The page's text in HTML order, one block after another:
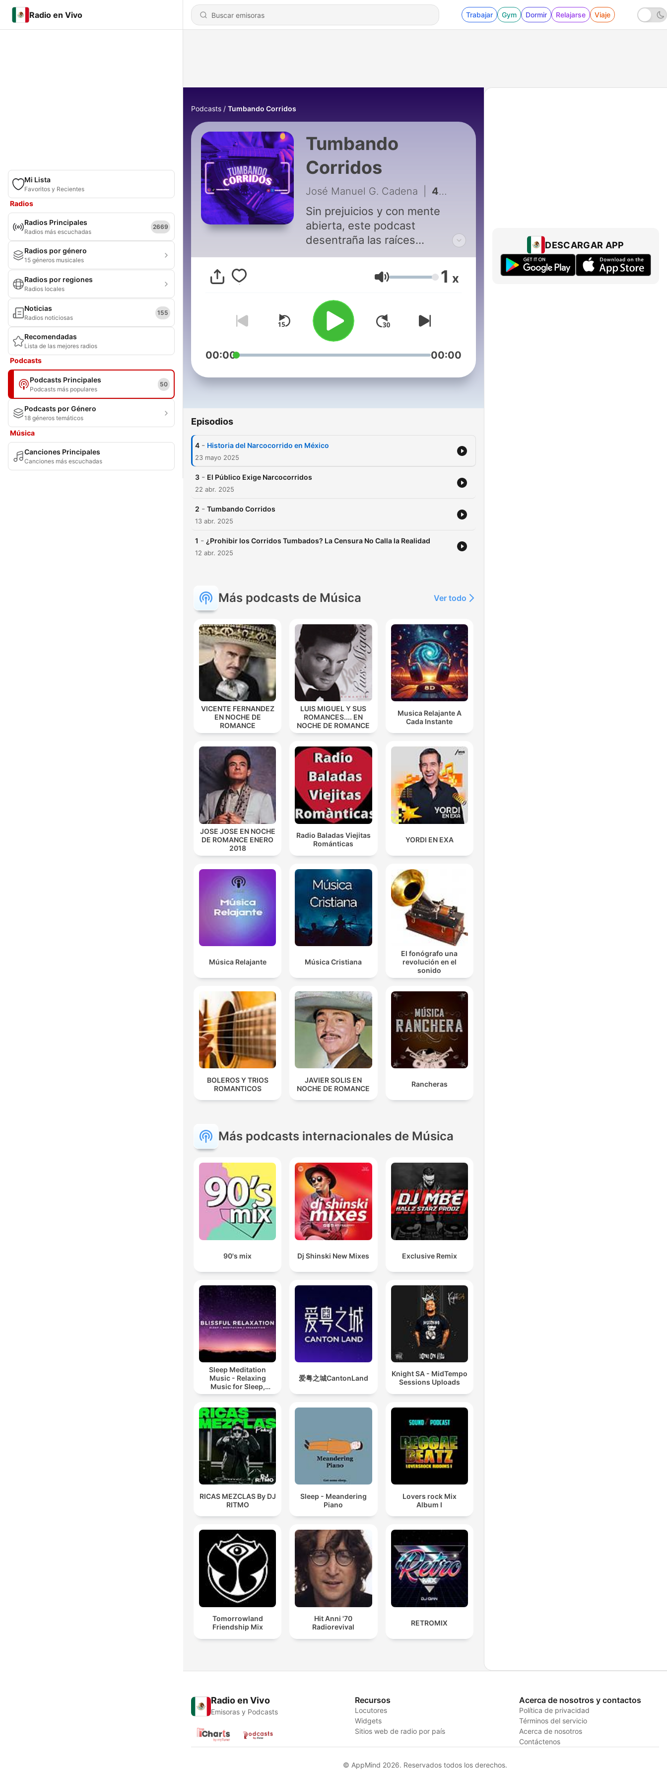
Radio en Vivo Trabajar Gym Dormir Relajarse Viaje
Mi Lista
Favoritos y Recientes
Radios
Radios Principales
Radios más escuchadas
2669
Radios por género
15 géneros musicales
Radios por regiones
Radios locales
Noticias
Radios noticiosas
155
Recomendadas
Lista de las mejores radios
Podcasts
Podcasts Principales
Podcasts más populares
50
Podcasts por Género
18 géneros temáticos
Música
Canciones Principales
Canciones más escuchadas
Podcasts Tumbando Corridos
Tumbando
Corridos
José Manuel G. Cadena 4 - Historia del Narcocorrido en México
Sin prejuicios y con mente
abierta, este podcast
desentraña las raíces
históricas del fenómeno de los
"Corridos Tumbados". El
popular género que fusiona la
tradición de los corridos
mexicanos con el trap, el hip-
hop y el sonido urbano
contemporáneo; pero que
también causa tanta euforia y
Volumen 1 x
00:00 00:00
Episodios
4 - Historia del Narcocorrido en México
23 mayo 2025
3 - El Público Exige Narcocorridos
22 abr. 2025
2 - Tumbando Corridos
13 abr. 2025
1 - ¿Prohibir los Corridos Tumbados? La Censura No Calla la Realidad
12 abr. 2025
Más podcasts de Música Ver todo
VICENTE FERNANDEZ
EN NOCHE DE
ROMANCE
LUIS MIGUEL Y SUS
ROMANCES.... EN
NOCHE DE ROMANCE
Musica Relajante A
Cada Instante
JOSE JOSE EN NOCHE
DE ROMANCE ENERO
2018
Radio Baladas Viejitas
Románticas
YORDI EN EXA
Música Relajante Música Cristiana
El fonógrafo una
revolución en el
sonido
BOLEROS Y TRIOS
ROMANTICOS
JAVIER SOLIS EN
NOCHE DE ROMANCE
Rancheras
Más podcasts internacionales de Música
90's mix Dj Shinski New Mixes Exclusive Remix
Sleep Meditation
Music - Relaxing
Music for Sleep,
Meditation &
爱粤之城CantonLand
Knight SA - MidTempo
Sessions Uploads
RICAS MEZCLAS By DJ
RITMO
Sleep - Meandering
Piano
Lovers rock Mix
Album I
Tomorrowland
Friendship Mix
Hit Anni '70
Radiorevival
RETROMIX
DESCARGAR APP
Radio en Vivo
Emisoras y Podcasts
Recursos
Locutores
Widgets
Sitios web de radio por país
Acerca de nosotros y contactos
Política de privacidad
Términos del servicio
Acerca de nosotros
Contáctenos
© AppMind 2026. Reservados todos los derechos.